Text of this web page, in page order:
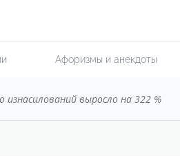
Афоризмы и анекдоты
изнасилований выросло на 322 %